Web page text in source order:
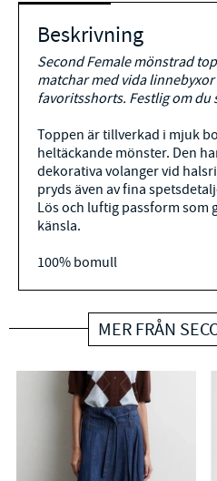
Beskrivning
Second Female mönstrad
matchar med vida
favoritsshorts. Festlig om du
Toppen är tillverkad i mjuk
heltäckande mönster. Den
dekorativa volanger vid
pryds även av fina
Lös och luftig passform som
känsla.
100% bomull
MER FRÅN